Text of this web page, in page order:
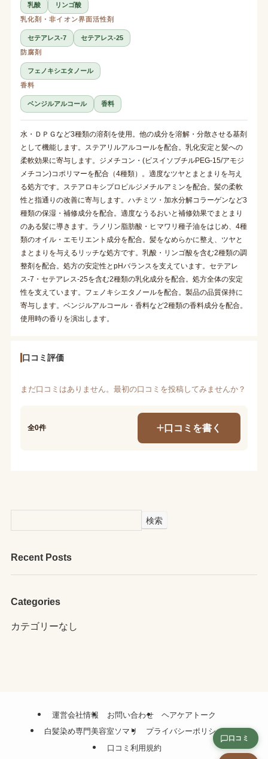
乳酸
リンゴ酸
乳化剤・非イオン界面活性剤
セテアレス-7
セテアレス-25
防腐剤
フェノキシエタノール
香料
ベンジルアルコール 香料
水・ＤＰＧなど3種類の溶剤を使用。他の成分を溶解・分散させる基剤
として機能します。ステアリルアルコールを配合。乳化安定と髪への
柔軟効果に寄与します。ジメチコン・(ビスイソブチルPEG-15/アモジ
メチコン)コポリマーを配合（4種類）。適度なツヤとまとまりを与え
る処方です。ステアロキシプロピルジメチルアミンを配合。髪の柔軟
性と指通りの改善に寄与します。ハチミツ・加水分解コラーゲンなど3
種類の保湿・補修成分を配合。適度なうるおいと補修効果でまとまり
のある髪に導きます。ラノリン脂肪酸・ヒマワリ種子油をはじめ、4種
類のオイル・エモリエント成分を配合。髪をなめらかに整え、ツヤと
まとまりを与えるリッチな処方です。乳酸・リンゴ酸を含む2種類の調
整剤を配合。処方の安定性とpHバランスを支えています。セテアレ
ス-7・セテアレス-25を含む2種類の乳化成分を配合。処方全体の安定
性を支えています。フェノキシエタノールを配合。製品の品質保持に
寄与します。ベンジルアルコール・香料など2種類の香料成分を配合。
使用時の香りを演出します。
口コミ評価
まだ口コミはありません。最初の口コミを投稿してみませんか？
全0件 口コミを書く
検索
Recent Posts
Categories
カテゴリーなし
運営会社情報 お問い合わせ
ヘアケアトーク
白髪染め専門美容室ソマリ
プライバシーポリシー
口コミ利用規約
口コミ